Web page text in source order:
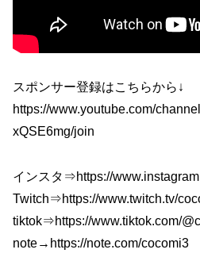
スポンサー登録はこちらから↓
https://www.youtube.com/
xQSE6mg/join
インスタ⇒https://
Twitch⇒https://www.twitch.tv/
tiktok⇒https://www.tiktok.com/
note→https://note.com/cocomi3